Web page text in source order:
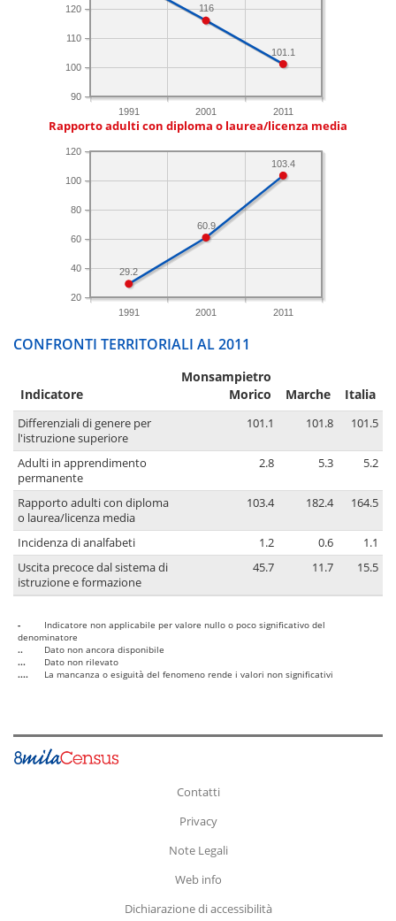
1991 2001 2011
90
100
110
120
101.1
116
Rapporto adulti con diploma o laurea/licenza media
1991 2001 2011
20
40
60
80
100
120
103.4
60.9
29.2
CONFRONTI TERRITORIALI AL 2011
Indicatore
Monsampietro
Morico
Marche Italia
Differenziali di genere per
l'istruzione superiore
101.1 101.8 101.5
Adulti in apprendimento
permanente
2.8 5.3 5.2
Rapporto adulti con diploma
o laurea/licenza media
103.4 182.4 164.5
Incidenza di analfabeti 1.2 0.6
1.1
Uscita precoce dal sistema di
istruzione e formazione
45.7 11.7 15.5
-
Indicatore non applicabile per valore nullo o poco significativo del
denominatore
..
Dato non ancora disponibile
...
Dato non rilevato
....
La mancanza o esiguità del fenomeno rende i valori non significativi
Contatti
Privacy
Note Legali
Web info
Dichiarazione di accessibilità